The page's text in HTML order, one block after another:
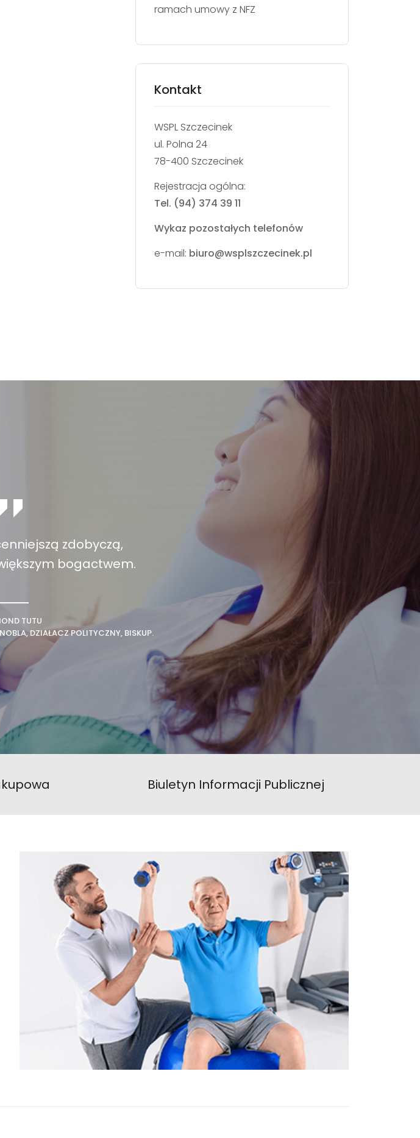
ramach umowy z NFZ
Kontakt
WSPL Szczecinek
ul. Polna 24
78-400 Szczecinek
Rejestracja ogólna:
Tel. (94) 374 39 11
Wykaz pozostałych telefonów
e-mail: biuro@wsplszczecinek.pl
zdobyczą,
bogactwem.
TUTU
DZIAŁACZ POLITYCZNY, BISKUP.
Biuletyn Informacji Publicznej